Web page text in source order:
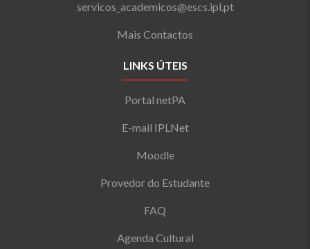
servicos_academicos@escs.ipl.pt
Mais Contactos
LINKS ÚTEIS
Portal netPA
E-mail IPLNet
Moodle
Provedor do Estudante
FAQ
Agenda Cultural